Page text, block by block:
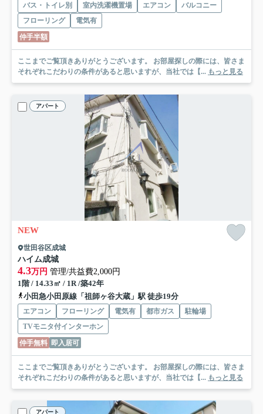
バス・トイレ別 室内洗濯機置場 エアコン
バルコニー
フローリング
電気有
仲手半額
ここまでご覧頂きありがとうございます。 お部屋探しの際には、皆さま
それぞれこだわりの条件があると思いますが、当社では【... もっと見る
アパート
NEW
世田谷区成城
ハイム成城
4.3万円 管理/共益費2,000円
1階 / 14.33㎡ / 1R /築42年
小田急小田原線「祖師ヶ谷大蔵」駅 徒歩19分
エアコン フローリング 電気有 都市ガス
駐輪場
TVモニタ付インターホン
仲手無料 即入居可
ここまでご覧頂きありがとうございます。 お部屋探しの際には、皆さま
それぞれこだわりの条件があると思いますが、当社では【... もっと見る
アパート